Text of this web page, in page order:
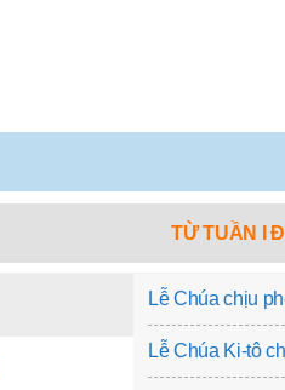
TỪ TUẦN I
Lễ Chúa chịu
Lễ Chúa Ki-tô